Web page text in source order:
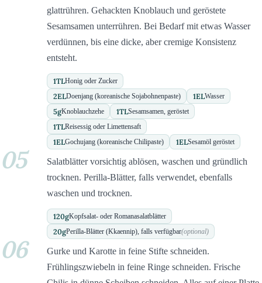
glattrühren. Gehackten Knoblauch und geröstete
Sesamsamen unterrühren. Bei Bedarf mit etwas Wasser
verdünnen, bis eine dicke, aber cremige Konsistenz
entsteht.
1TLHonig oder Zucker
2ELDoenjang (koreanische Sojabohnenpaste) 1ELWasser
5gKnoblauchzehe 1TLSesamsamen, geröstet
1TLReisessig oder Limettensaft
1ELGochujang (koreanische Chilipaste) 1ELSesamöl geröstet
05
Salatblätter vorsichtig ablösen, waschen und gründlich
trocknen. Perilla-Blätter, falls verwendet, ebenfalls
waschen und trocknen.
120gKopfsalat- oder Romanasalatblätter
20gPerilla-Blätter (Kkaennip), falls verfügbar(optional)
06
Gurke und Karotte in feine Stifte schneiden.
Frühlingszwiebeln in feine Ringe schneiden. Frische